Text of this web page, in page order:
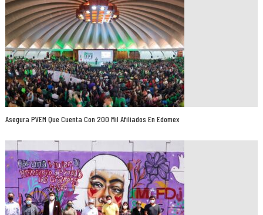
Asegura PVEM Que Cuenta Con 200 Mil Afiliados En Edomex